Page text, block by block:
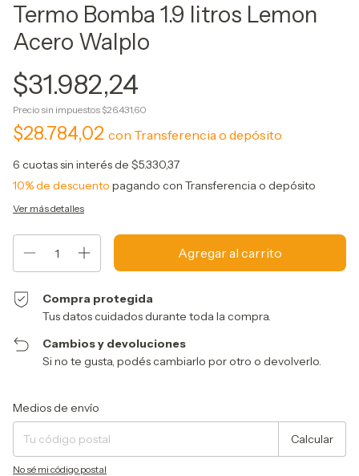
Termo Bomba 1.9 litros Lemon
Acero Walplo
$31.982,24
Precio sin impuestos $26.431,60
$28.784,02 con Transferencia o depósito
6 cuotas sin interés de $5.330,37
10% de descuento pagando con Transferencia o depósito
Ver más detalles
Compra protegida
Tus datos cuidados durante toda la compra.
Cambios y devoluciones
Si no te gusta, podés cambiarlo por otro o devolverlo.
Entregas para el CP:
Medios de envío
Calcular
No sé mi código postal